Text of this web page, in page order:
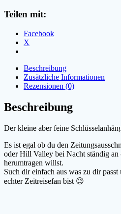
Teilen mit:
Facebook
X
Beschreibung
Zusätzliche Informationen
Rezensionen (0)
Beschreibung
Der kleine aber feine
Es ist egal ob du den
oder Hill Valley bei Nacht ständig an
herumtragen willst.
Such dir einfach aus was zu dir
echter Zeitreisefan bist 😉